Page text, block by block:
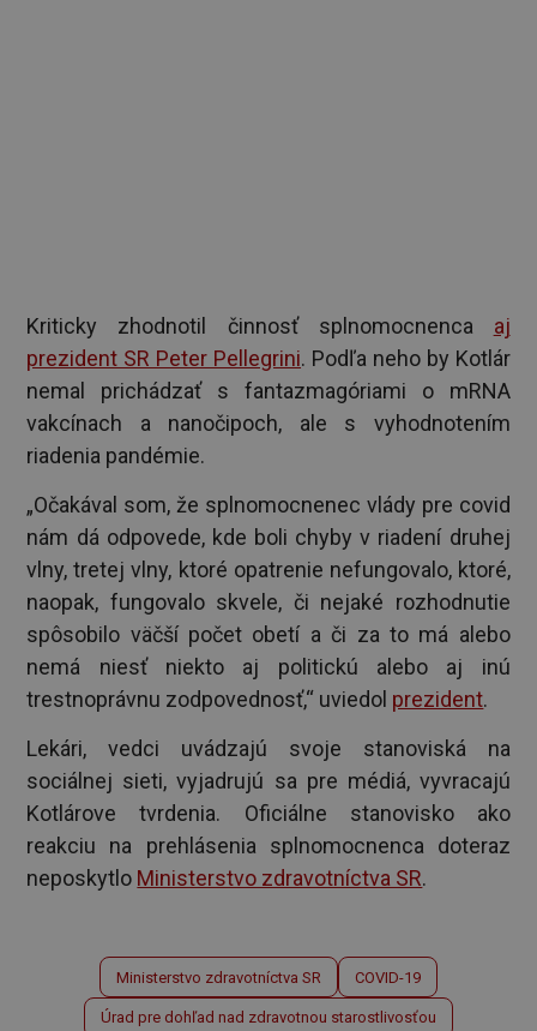
Kriticky zhodnotil činnosť splnomocnenca aj
prezident SR Peter Pellegrini. Podľa neho by Kotlár
nemal prichádzať s fantazmagóriami o mRNA
vakcínach a nanočipoch, ale s vyhodnotením
riadenia pandémie.
„Očakával som, že splnomocnenec vlády pre covid
nám dá odpovede, kde boli chyby v riadení druhej
vlny, tretej vlny, ktoré opatrenie nefungovalo, ktoré,
naopak, fungovalo skvele, či nejaké rozhodnutie
spôsobilo väčší počet obetí a či za to má alebo
nemá niesť niekto aj politickú alebo aj inú
trestnoprávnu zodpovednosť,“ uviedol prezident.
Lekári, vedci uvádzajú svoje stanoviská na
sociálnej sieti, vyjadrujú sa pre médiá, vyvracajú
Kotlárove tvrdenia. Oficiálne stanovisko ako
reakciu na prehlásenia splnomocnenca doteraz
neposkytlo Ministerstvo zdravotníctva SR.
Ministerstvo zdravotníctva SR COVID-19
Úrad pre dohľad nad zdravotnou starostlivosťou